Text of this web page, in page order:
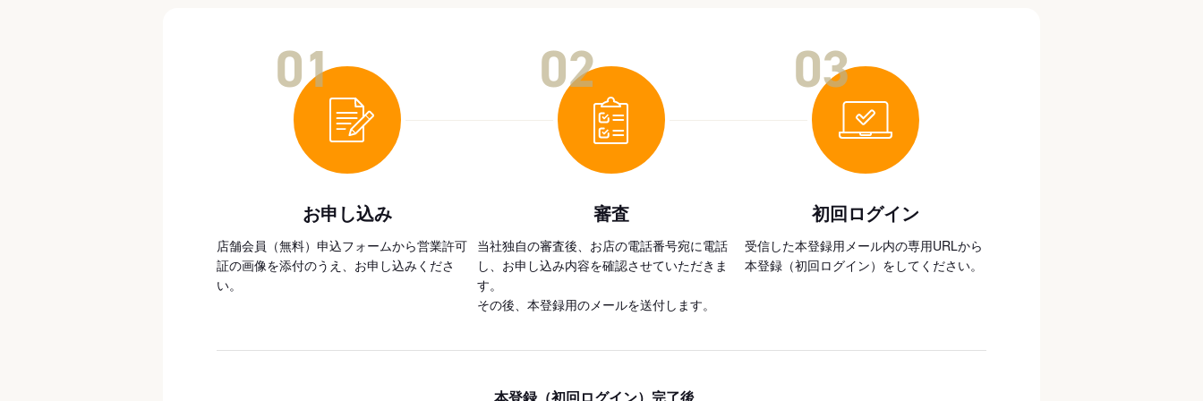
お申し込み
店舗会員（無料）申込フォームから営業許可
証の画像を添付のうえ、お申し込みくださ
い。
審査
当社独自の審査後、お店の電話番号宛に電話
し、お申し込み内容を確認させていただきま
す。
その後、本登録用のメールを送付します。
初回ログイン
受信した本登録用メール内の専用URLから
本登録（初回ログイン）をしてください。